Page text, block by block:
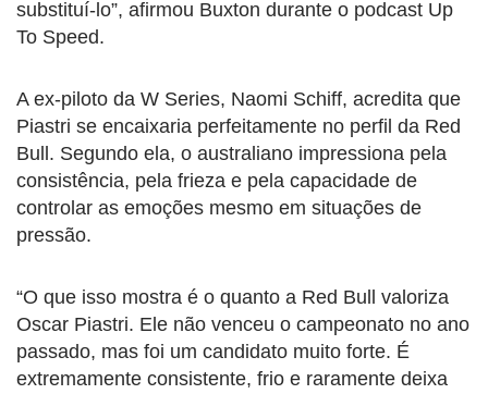
substituí-lo”, afirmou Buxton durante o podcast Up
To Speed.
A ex-piloto da W Series, Naomi Schiff, acredita que
Piastri se encaixaria perfeitamente no perfil da Red
Bull. Segundo ela, o australiano impressiona pela
consistência, pela frieza e pela capacidade de
controlar as emoções mesmo em situações de
pressão.
“O que isso mostra é o quanto a Red Bull valoriza
Oscar Piastri. Ele não venceu o campeonato no ano
passado, mas foi um candidato muito forte. É
extremamente consistente, frio e raramente deixa